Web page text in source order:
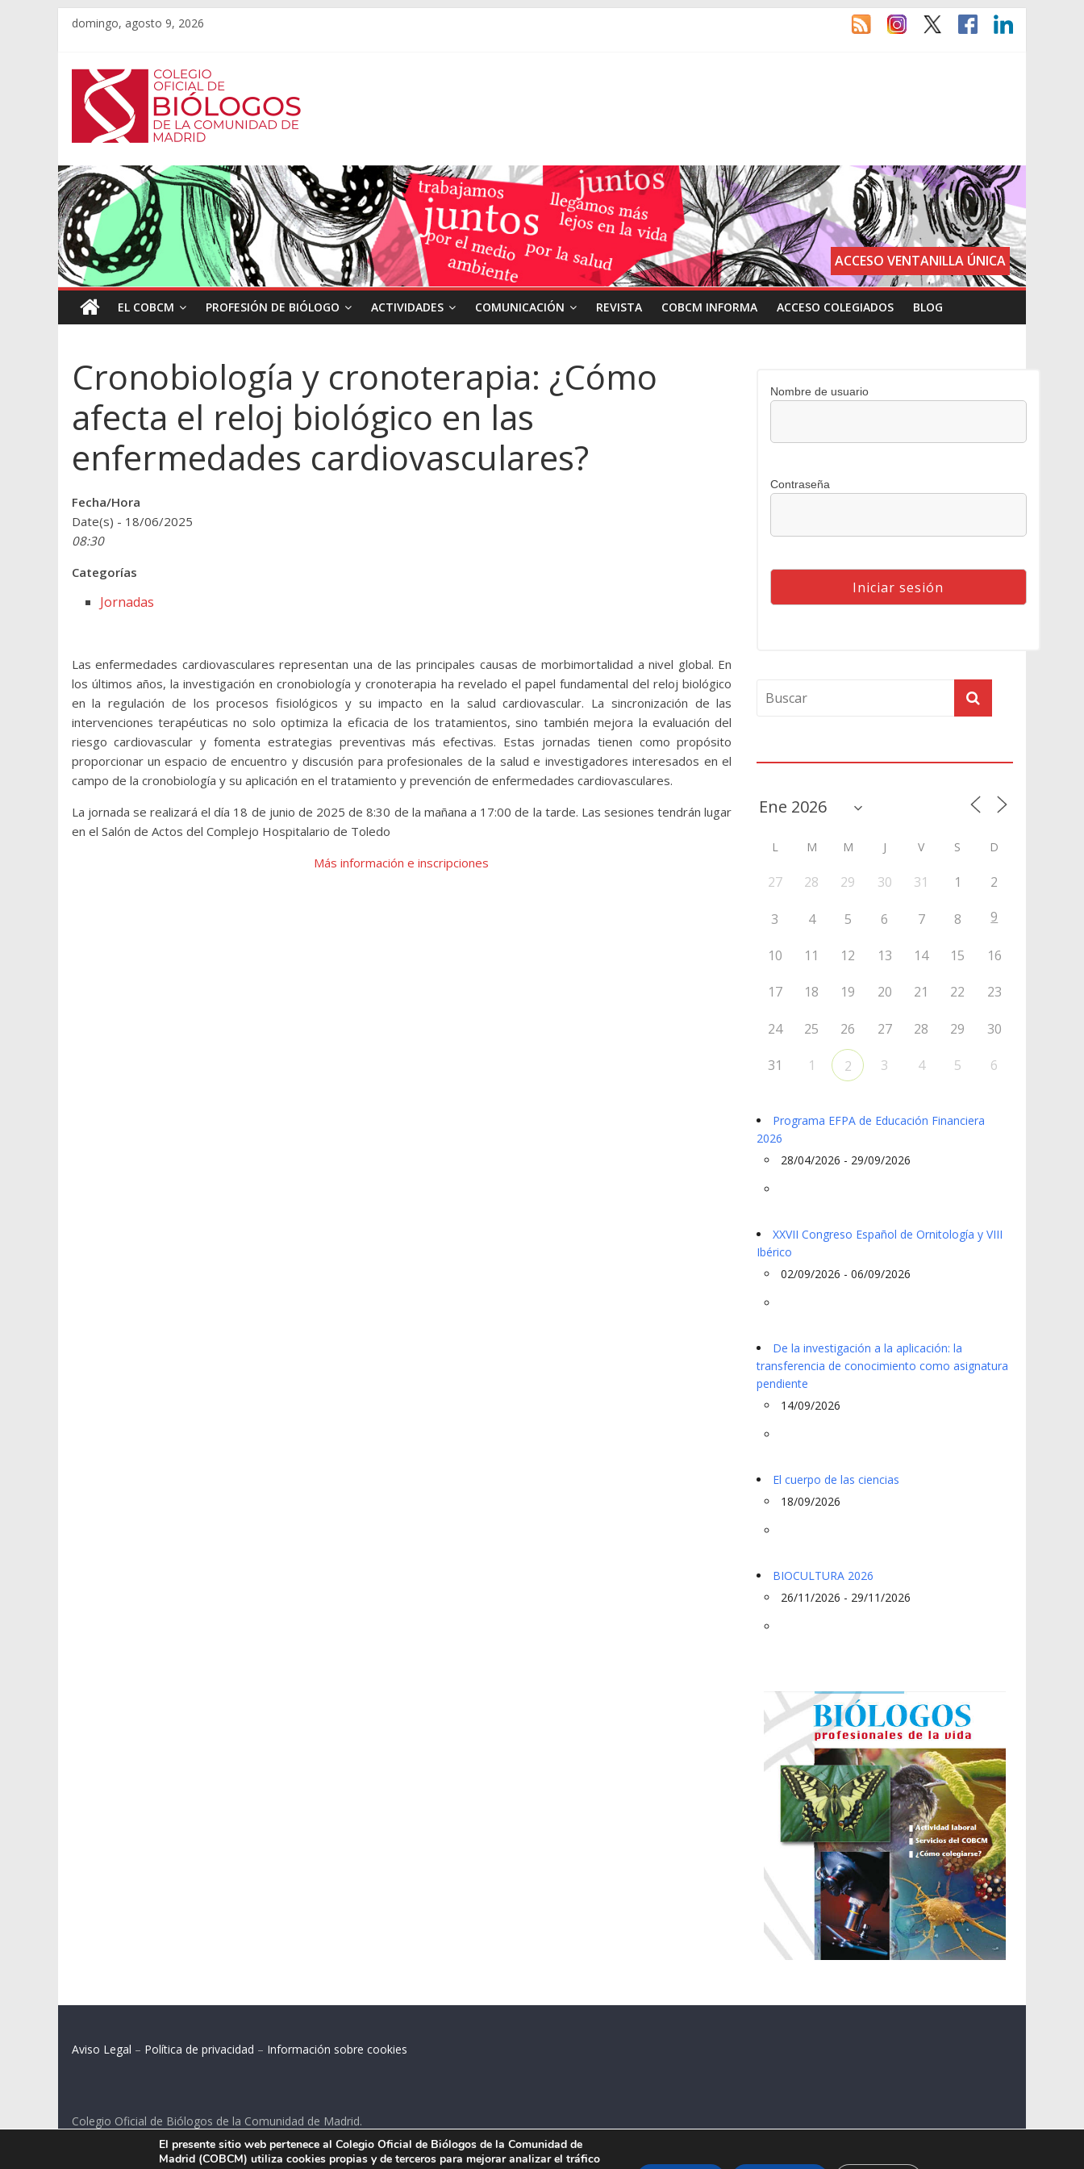
domingo, agosto 9, 2026
ACCESO VENTANILLA ÚNICA
EL COBCM PROFESIÓN DE BIÓLOGO ACTIVIDADES COMUNICACIÓN REVISTA COBCM INFORMA ACCESO COLEGIADOS BLOG
Cronobiología y cronoterapia: ¿Cómo
afecta el reloj biológico en las
enfermedades cardiovasculares?
Fecha/Hora
Date(s) - 18/06/2025
08:30
Categorías
Jornadas
Las enfermedades cardiovasculares representan una de las principales causas de morbimortalidad a nivel global. En
los últimos años, la investigación en cronobiología y cronoterapia ha revelado el papel fundamental del reloj biológico
en la regulación de los procesos fisiológicos y su impacto en la salud cardiovascular. La sincronización de las
intervenciones terapéuticas no solo optimiza la eficacia de los tratamientos, sino también mejora la evaluación del
riesgo cardiovascular y fomenta estrategias preventivas más efectivas. Estas jornadas tienen como propósito
proporcionar un espacio de encuentro y discusión para profesionales de la salud e investigadores interesados en el
campo de la cronobiología y su aplicación en el tratamiento y prevención de enfermedades cardiovasculares.
La jornada se realizará el día 18 de junio de 2025 de 8:30 de la mañana a 17:00 de la tarde. Las sesiones tendrán lugar
en el Salón de Actos del Complejo Hospitalario de Toledo
Más información e inscripciones
Nombre de usuario
Contraseña
L M M J V S D
27 28 29 30 31 1 2
3 4 5 6 7 8 9
10 11 12 13 14 15 16
17 18 19 20 21 22 23
24 25 26 27 28 29 30
31 1 2 3 4 5 6
Programa EFPA de Educación Financiera
2026
28/04/2026 - 29/09/2026
XXVII Congreso Español de Ornitología y VIII
Ibérico
02/09/2026 - 06/09/2026
De la investigación a la aplicación: la
transferencia de conocimiento como asignatura
pendiente
14/09/2026
El cuerpo de las ciencias
18/09/2026
BIOCULTURA 2026
26/11/2026 - 29/11/2026
Aviso Legal – Política de privacidad – Información sobre cookies
Colegio Oficial de Biólogos de la Comunidad de Madrid.
C/ Santa Engracia 108, 2º int.izq. 28003 Madrid.
El presente sitio web pertenece al Colegio Oficial de Biólogos de la Comunidad de
Madrid (COBCM) utiliza cookies propias y de terceros para mejorar analizar el tráfico